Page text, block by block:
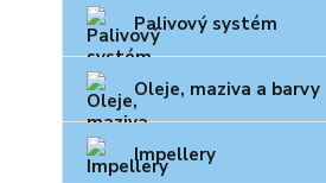
Palivový systém
Oleje, maziva a barvy
Impellery